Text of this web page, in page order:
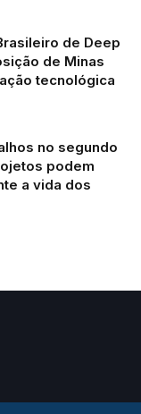
de Deep
de Minas
tecnológica
no segundo
podem
a vida dos